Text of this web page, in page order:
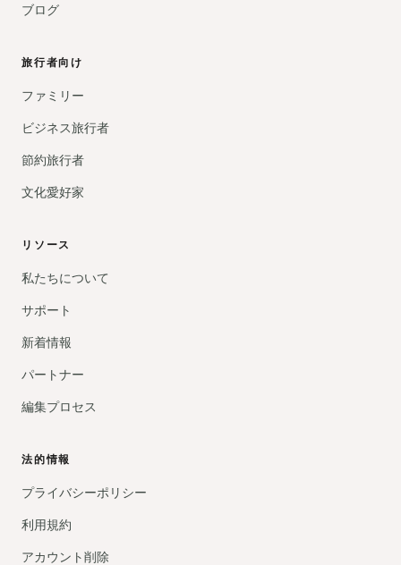
ブログ
旅行者向け
ファミリー
ビジネス旅行者
節約旅行者
文化愛好家
リソース
私たちについて
サポート
新着情報
パートナー
編集プロセス
法的情報
プライバシーポリシー
利用規約
アカウント削除